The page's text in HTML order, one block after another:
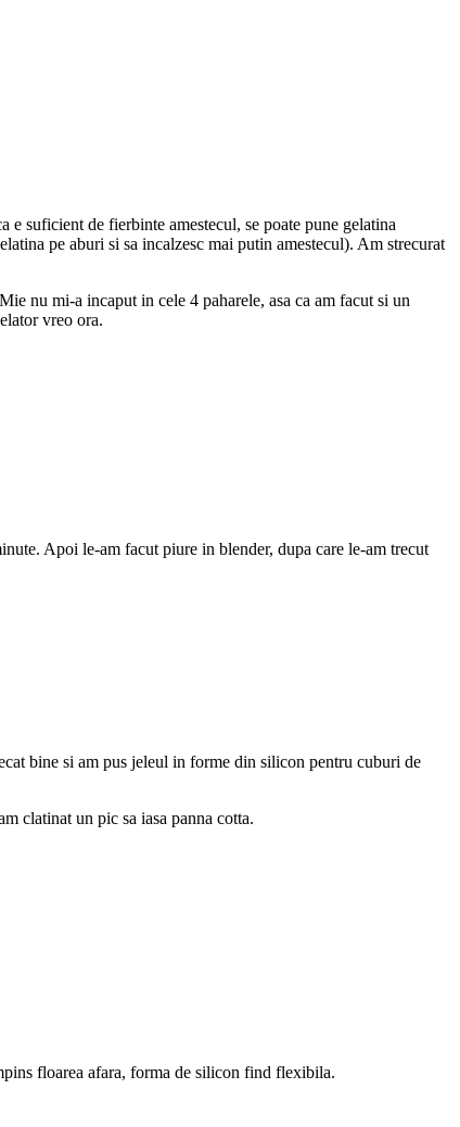
e suficient de fierbinte amestecul, se poate pune gelatina
pe aburi si sa incalzesc mai putin amestecul). Am strecurat
nu mi-a incaput in cele 4 paharele, asa ca am facut si un
vreo ora.
Apoi le-am facut piure in blender, dupa care le-am trecut
bine si am pus jeleul in forme din silicon pentru cuburi de
clatinat un pic sa iasa panna cotta.
floarea afara, forma de silicon find flexibila.